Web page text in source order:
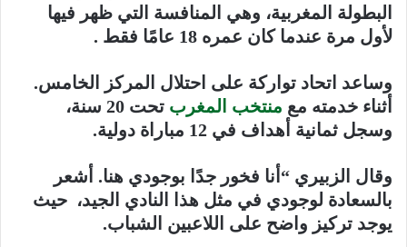
البطولة المغربية، وهي المنافسة التي ظهر فيها
لأول مرة عندما كان عمره 18 عامًا فقط .
وساعد اتحاد تواركة على احتلال المركز الخامس.
أثناء خدمته مع منتخب المغرب
تحت 20 سنة،
وسجل ثمانية أهداف في 12 مباراة دولية.
وقال الزبيري “أنا فخور جدًا بوجودي هنا. أشعر
بالسعادة لوجودي في مثل هذا النادي الجيد، حيث
يوجد تركيز واضح على اللاعبين الشباب.